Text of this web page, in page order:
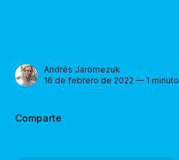
Andrés Jaromezuk
16 de febrero de 2022 — 1 minuto
Comparte